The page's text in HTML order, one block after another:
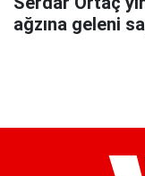
ağzına geleni